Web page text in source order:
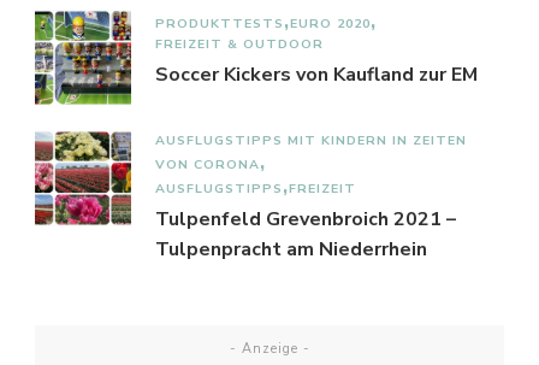
PRODUKTTESTS EURO 2020
FREIZEIT & OUTDOOR
Soccer Kickers von Kaufland zur EM
AUSFLUGSTIPPS MIT KINDERN IN ZEITEN
VON CORONA
AUSFLUGSTIPPS FREIZEIT
Tulpenfeld Grevenbroich 2021 –
Tulpenpracht am Niederrhein
- Anzeige -